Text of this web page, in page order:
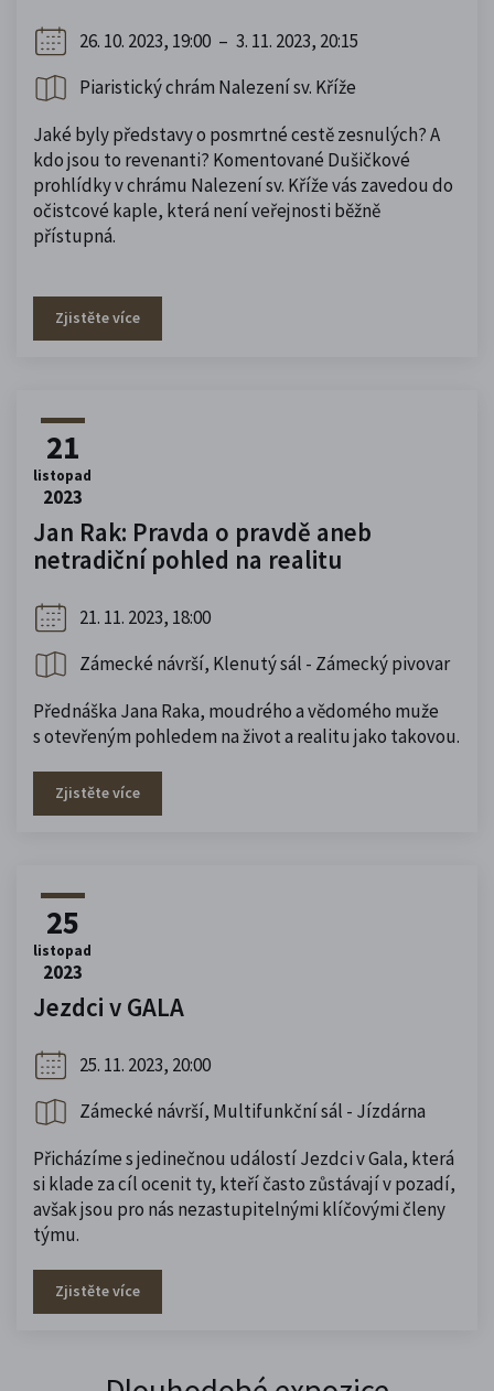
26. 10. 2023, 19:00 – 3. 11. 2023, 20:15
Piaristický chrám Nalezení sv. Kříže
Jaké byly představy o posmrtné cestě zesnulých? A
kdo jsou to revenanti? Komentované Dušičkové
prohlídky v chrámu Nalezení sv. Kříže vás zavedou do
očistcové kaple, která není veřejnosti běžně
přístupná.
Zjistěte více
21
listopad
2023
Jan Rak: Pravda o pravdě aneb
netradiční pohled na realitu
21. 11. 2023, 18:00
Zámecké návrší, Klenutý sál - Zámecký pivovar
Přednáška Jana Raka, moudrého a vědomého muže
s otevřeným pohledem na život a realitu jako takovou.
Zjistěte více
25
listopad
2023
Jezdci v GALA
25. 11. 2023, 20:00
Zámecké návrší, Multifunkční sál - Jízdárna
Přicházíme s jedinečnou událostí Jezdci v Gala, která
si klade za cíl ocenit ty, kteří často zůstávají v pozadí,
avšak jsou pro nás nezastupitelnými klíčovými členy
týmu.
Zjistěte více